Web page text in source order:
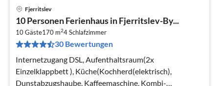
Fjerritslev
10 Personen Ferienhaus in Fjerritslev-By...
10 Gäste170 m24Schlafzimmer
30 Bewertungen
Internetzugang DSL, Aufenthaltsraum(2x
Einzelklappbett ), Küche(Kochherd(elektrisch),
Dunstabzugshaube, Kaffeemaschine, Kombi-